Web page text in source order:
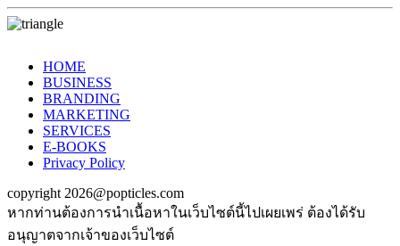
HOME
BUSINESS
BRANDING
MARKETING
SERVICES
E-BOOKS
Privacy Policy
copyright 2026@popticles.com
หากท่านต้องการนำเนื้อหาในเว็บไซต์นี้ไปเผยเพร่ ต้องได้รับ
อนุญาตจากเจ้าของเว็บไซต์